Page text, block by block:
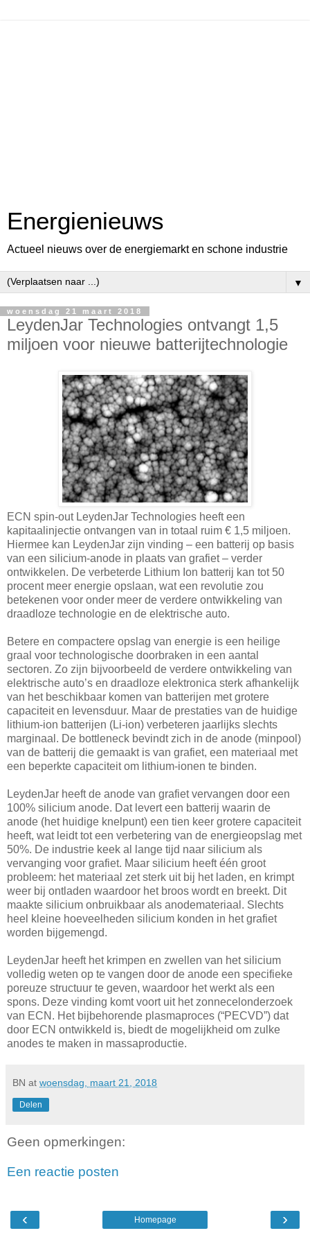
Energienieuws
Actueel nieuws over de energiemarkt en schone industrie
▼
woensdag 21 maart 2018
LeydenJar Technologies ontvangt 1,5
miljoen voor nieuwe batterijtechnologie
ECN spin-out LeydenJar Technologies heeft een
kapitaalinjectie ontvangen van in totaal ruim € 1,5 miljoen.
Hiermee kan LeydenJar zijn vinding – een batterij op basis
van een silicium-anode in plaats van grafiet – verder
ontwikkelen. De verbeterde Lithium Ion batterij kan tot 50
procent meer energie opslaan, wat een revolutie zou
betekenen voor onder meer de verdere ontwikkeling van
draadloze technologie en de elektrische auto.
Betere en compactere opslag van energie is een heilige
graal voor technologische doorbraken in een aantal
sectoren. Zo zijn bijvoorbeeld de verdere ontwikkeling van
elektrische auto’s en draadloze elektronica sterk afhankelijk
van het beschikbaar komen van batterijen met grotere
capaciteit en levensduur. Maar de prestaties van de huidige
lithium-ion batterijen (Li-ion) verbeteren jaarlijks slechts
marginaal. De bottleneck bevindt zich in de anode (minpool)
van de batterij die gemaakt is van grafiet, een materiaal met
een beperkte capaciteit om lithium-ionen te binden.
LeydenJar heeft de anode van grafiet vervangen door een
100% silicium anode. Dat levert een batterij waarin de
anode (het huidige knelpunt) een tien keer grotere capaciteit
heeft, wat leidt tot een verbetering van de energieopslag met
50%. De industrie keek al lange tijd naar silicium als
vervanging voor grafiet. Maar silicium heeft één groot
probleem: het materiaal zet sterk uit bij het laden, en krimpt
weer bij ontladen waardoor het broos wordt en breekt. Dit
maakte silicium onbruikbaar als anodemateriaal. Slechts
heel kleine hoeveelheden silicium konden in het grafiet
worden bijgemengd.
LeydenJar heeft het krimpen en zwellen van het silicium
volledig weten op te vangen door de anode een specifieke
poreuze structuur te geven, waardoor het werkt als een
spons. Deze vinding komt voort uit het zonnecelonderzoek
van ECN. Het bijbehorende plasmaproces (“PECVD”) dat
door ECN ontwikkeld is, biedt de mogelijkheid om zulke
anodes te maken in massaproductie.
BN at woensdag, maart 21, 2018
Delen
Geen opmerkingen:
Een reactie posten
‹ ›
Homepage